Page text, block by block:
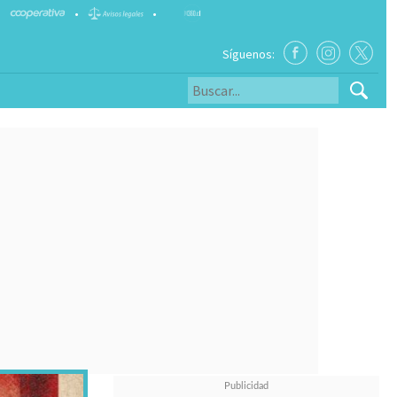
• •
Síguenos: